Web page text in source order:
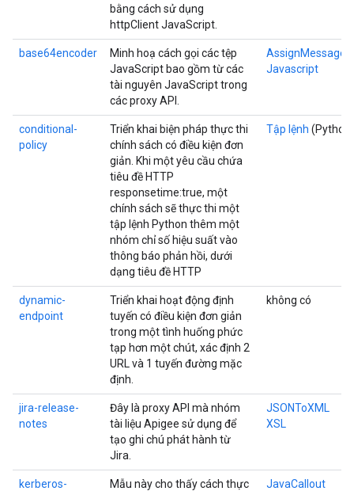
bằng cách sử dụng
httpClient JavaScript.
base64encoder
Minh hoạ cách gọi các tệp
JavaScript bao gồm từ các
tài nguyên JavaScript trong
các proxy API.
AssignMessage
Javascript
conditional-
policy
Triển khai biện pháp thực thi
chính sách có điều kiện đơn
giản. Khi một yêu cầu chứa
tiêu đề HTTP
responsetime:true, một
chính sách sẽ thực thi một
tập lệnh Python thêm một
nhóm chỉ số hiệu suất vào
thông báo phản hồi, dưới
dạng tiêu đề HTTP
Tập lệnh (Python)
dynamic-
endpoint
Triển khai hoạt động định
tuyến có điều kiện đơn giản
trong một tình huống phức
tạp hơn một chút, xác định 2
URL và 1 tuyến đường mặc
định.
không có
jira-release-
notes
Đây là proxy API mà nhóm
tài liệu Apigee sử dụng để
tạo ghi chú phát hành từ
Jira.
JSONToXML
XSL
kerberos-
Mẫu này cho thấy cách thực
JavaCallout